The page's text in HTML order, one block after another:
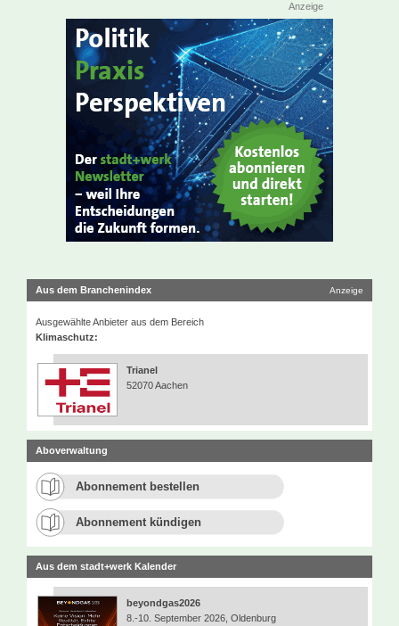
Anzeige
Aus dem Branchenindex Anzeige
Ausgewählte Anbieter aus dem Bereich
Klimaschutz:
Trianel
52070 Aachen
Aboverwaltung
Abonnement bestellen
Abonnement kündigen
Aus dem stadt+werk Kalender
beyondgas2026
8.-10. September 2026, Oldenburg